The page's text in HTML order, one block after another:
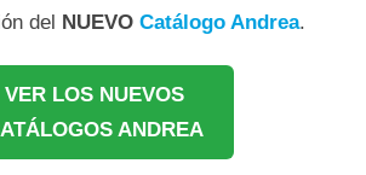
del NUEVO Catálogo Andrea.
VER LOS NUEVOS
ANDREA